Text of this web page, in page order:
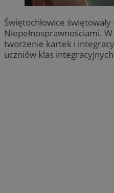
Świętochłowice
Niepełnosprawnościami.
tworzenie kartek i
uczniów klas